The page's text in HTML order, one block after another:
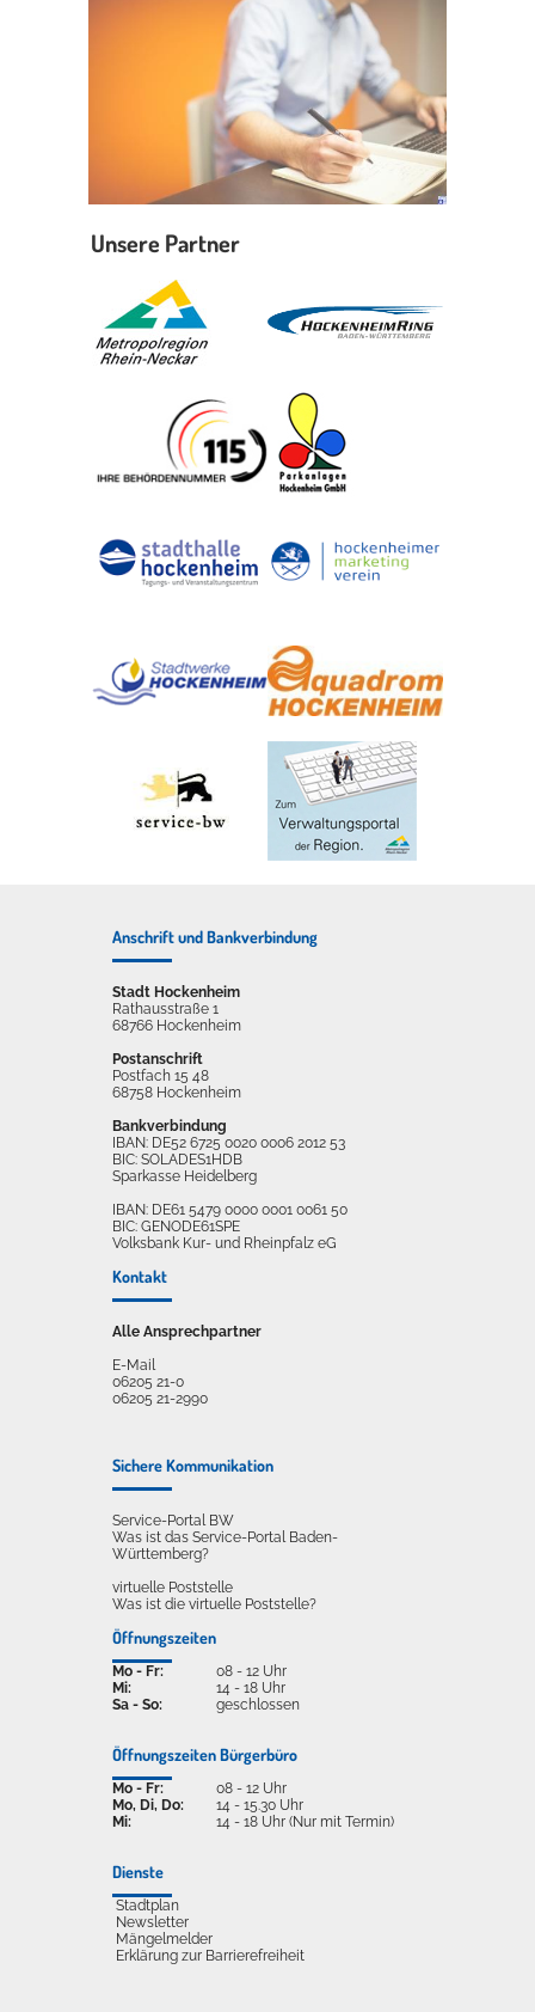
Unsere Partner
Anschrift und Bankverbindung
Stadt Hockenheim
Rathausstraße 1
68766 Hockenheim
Postanschrift
Postfach 15 48
68758 Hockenheim
Bankverbindung
IBAN: DE52 6725 0020 0006 2012 53
BIC: SOLADES1HDB
Sparkasse Heidelberg
IBAN: DE61 5479 0000 0001 0061 50
BIC: GENODE61SPE
Volksbank Kur- und Rheinpfalz eG
Kontakt
Alle Ansprechpartner
E-Mail
06205 21-0
06205 21-2990
Sichere Kommunikation
Service-Portal BW
Was ist das Service-Portal Baden-
Württemberg?
virtuelle Poststelle
Was ist die virtuelle Poststelle?
Öffnungszeiten
Mo - Fr:
Mi:
Sa - So:
08 - 12 Uhr
14 - 18 Uhr
geschlossen
Öffnungszeiten Bürgerbüro
Mo - Fr:
Mo, Di, Do:
Mi:
08 - 12 Uhr
14 - 15.30 Uhr
14 - 18 Uhr (Nur mit Termin)
Dienste
Stadtplan
Newsletter
Mängelmelder
Erklärung zur Barrierefreiheit